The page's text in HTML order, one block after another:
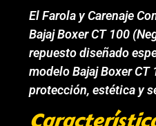
El Farola y Carenaje
Bajaj Boxer CT 100
repuesto diseñado
modelo Bajaj Boxer CT
protección, estética y